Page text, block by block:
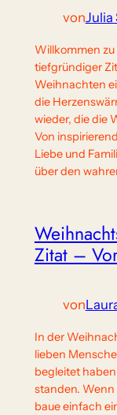
vonJulia
Willkommen
tiefgründiger
Weihnachten
die
wieder, die die
Von
Liebe und
über den
Zitat –
von
In der
lieben
begleitet
standen.
baue einfach